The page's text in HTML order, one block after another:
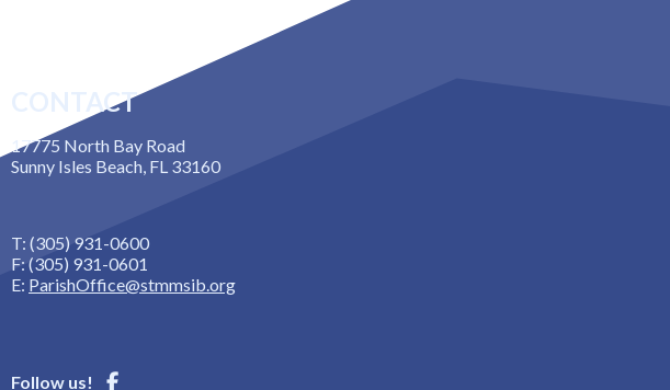
CONTACT
17775 North Bay Road
Sunny Isles Beach, FL 33160
T: (305) 931-0600
F: (305) 931-0601
E: ParishOffice@stmmsib.org
Follow us!